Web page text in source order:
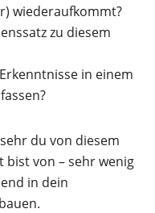
wiederaufkommt?
zu diesem
in einem
du von diesem
bist von – sehr wenig
in dein